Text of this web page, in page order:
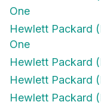
One
Hewlett Packard
One
Hewlett Packard
Hewlett Packard
Hewlett Packard